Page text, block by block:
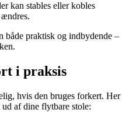
kan stables eller kobles
både praktisk og indbydende –
i praksis
hvis den bruges forkert. Her
af dine flytbare stole: